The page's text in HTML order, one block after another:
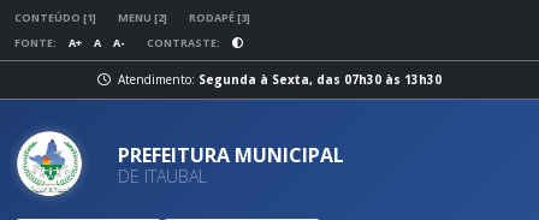
CONTEÚDO [1] MENU [2]
RODAPÉ [3]
FONTE:
A+ A A- CONTRASTE:
Atendimento: Segunda à Sexta, das 07h30 às 13h30
PREFEITURA MUNICIPAL
DE ITAUBAL